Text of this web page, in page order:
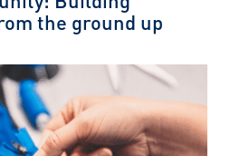
the ground up